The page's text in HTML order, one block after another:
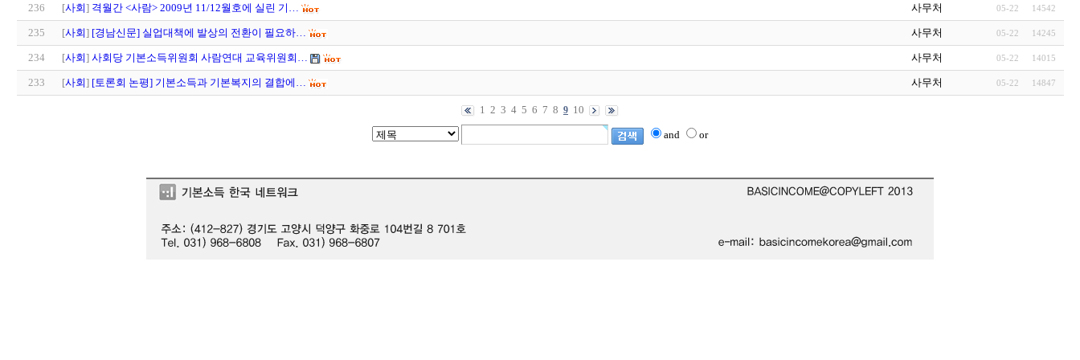
236 [사회] 격월간 <사람> 2009년 11/12월호에 실린 기… 사무처 05-22 14542
235 [사회] [경남신문] 실업대책에 발상의 전환이 필요하… 사무처 05-22 14245
234 [사회] 사회당 기본소득위원회 사람연대 교육위원회… 사무처 05-22 14015
233 [사회] [토론회 논평] 기본소득과 기본복지의 결합에… 사무처 05-22 14847
1 2 3 4 5 6 7 8 9 10
and or